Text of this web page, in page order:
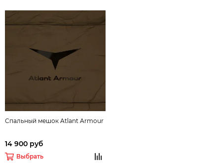
Спальный мешок Atlant Armour
14 900 руб
Выбрать